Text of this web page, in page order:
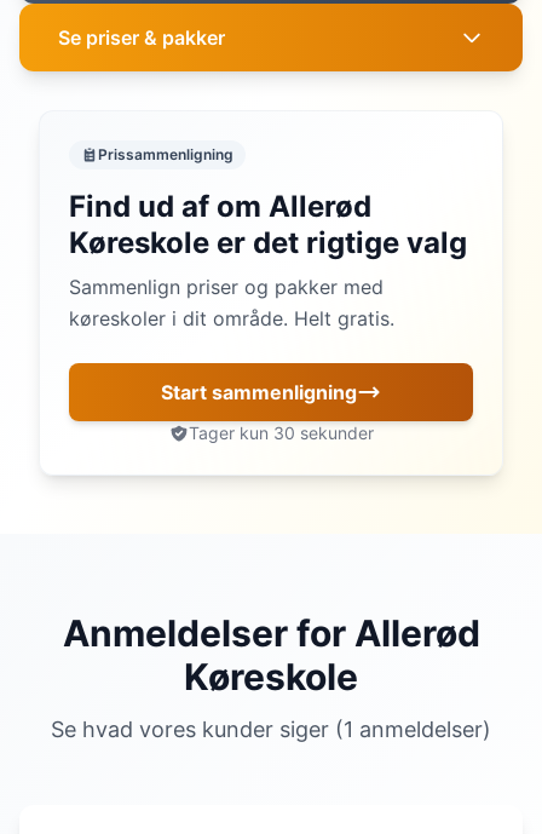
Se priser & pakker
Prissammenligning
Find ud af om Allerød
Køreskole er det rigtige valg
Sammenlign priser og pakker med
køreskoler i dit område. Helt gratis.
Start sammenligning
Tager kun 30 sekunder
Anmeldelser for Allerød
Køreskole
Se hvad vores kunder siger (1 anmeldelser)